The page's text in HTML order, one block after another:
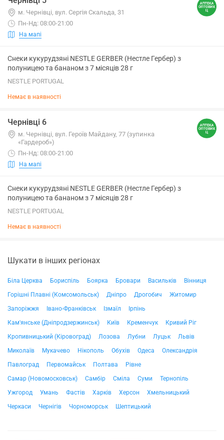
м. Чернівці, вул. Сергія Скальда, 31
Пн-Нд: 08:00-21:00
На мапі
Снеки кукурудзяні NESTLE GERBER (Нестле Гербер) з
полуницею та бананом з 7 місяців 28 г
NESTLE PORTUGAL
Немає в наявності
Чернівці 6
м. Чернівці, вул. Героїв Майдану, 77 (зупинка
«Гардероб»)
Пн-Нд: 08:00-21:00
На мапі
Снеки кукурудзяні NESTLE GERBER (Нестле Гербер) з
полуницею та бананом з 7 місяців 28 г
NESTLE PORTUGAL
Немає в наявності
Шукати в інших регіонах
Біла Церква Бориспіль Боярка Бровари Васильків
Вінниця
Горішні Плавні (Комсомольськ)
Дніпро Дрогобич
Житомир
Запоріжжя
Івано-Франківськ Ізмаїл
Ірпінь
Кам'янське (Дніпродзержинськ)
Київ Кременчук
Кривий Ріг
Кропивницький (Кіровоград)
Лозова Лубни Луцьк
Львів
Миколаїв
Мукачево Нікополь Обухів Одеса
Олександрія
Павлоград
Первомайськ Полтава
Рівне
Самар (Новомосковськ)
Самбір Сміла Суми
Тернопіль
Ужгород
Умань Фастів Харків Херсон
Хмельницький
Черкаси
Чернігів Чорноморськ Шептицький